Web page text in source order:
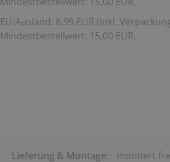
EU-Ausland: 8,99 EUR (inkl.
Mindestbestellwert: 15,00 EUR.
Lieferung & Montage: montiert